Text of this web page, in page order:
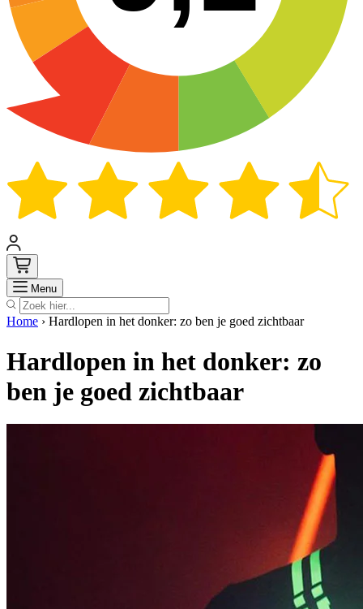
Menu Zoek
Home › Hardlopen in het donker: zo ben je goed zichtbaar
Hardlopen in het donker: zo
ben je goed zichtbaar